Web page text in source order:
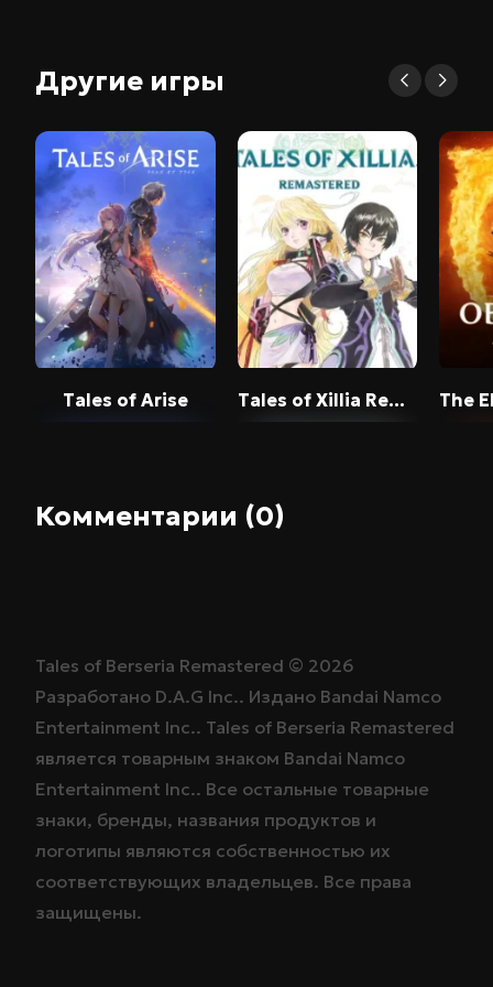
Другие игры
Tales of Arise Tales of Xillia Remastered The Elder
Комментарии (0)
Tales of Berseria Remastered © 2026
Разработано D.A.G Inc.. Издано Bandai Namco
Entertainment Inc.. Tales of Berseria Remastered
является товарным знаком Bandai Namco
Entertainment Inc.. Все остальные товарные
знаки, бренды, названия продуктов и
логотипы являются собственностью их
соответствующих владельцев. Все права
защищены.